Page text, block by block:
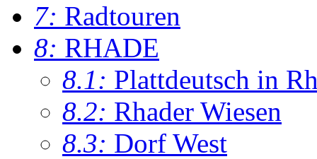
7: Radtouren
8: RHADE
8.1: Plattdeutsch in
8.2: Rhader Wiesen
8.3: Dorf West